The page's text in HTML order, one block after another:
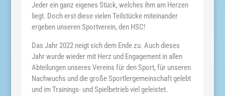
Jeder ein ganz eigenes Stück, welches ihm am Herzen
liegt. Doch erst diese vielen Teilstücke miteinander
ergeben unseren Sportverein, den HSC!
Das Jahr 2022 neigt sich dem Ende zu. Auch dieses
Jahr wurde wieder mit Herz und Engagement in allen
Abteilungen unseres Vereins für den Sport, für unseren
Nachwuchs und die große Sportlergemeinschaft gelebt
und im Trainings- und Spielbetrieb viel geleistet.